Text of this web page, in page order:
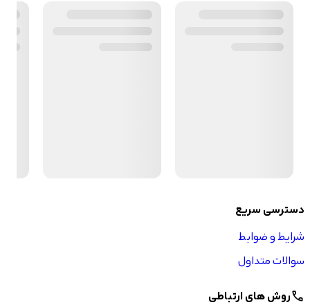
دسترسی سریع
شرایط و ضوابط
سوالات متداول
callروش های ارتباطی